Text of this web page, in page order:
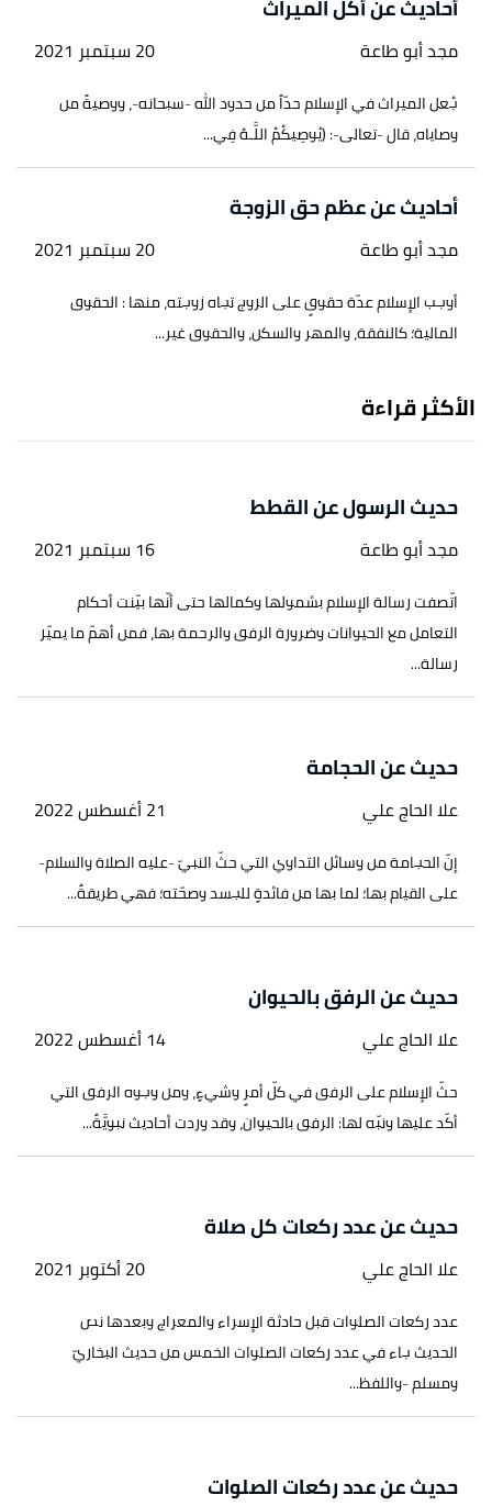
أحاديث عن أكل الميراث
مجد أبو طاعة 20 سبتمبر 2021
جُعل الميراث في الإسلام حدّاً من حدود الله -سبحانه-، ووصيةً من
وصاياه، قال -تعالى-: (يُوصِيكُمُ اللَّـهُ فِي...
أحاديث عن عظم حق الزوجة
مجد أبو طاعة 20 سبتمبر 2021
أوجب الإسلام عدّة حقوقٍ على الزوج تجاه زوجته، منها : الحقوق
المالية؛ كالنفقة، والمهر والسكن، والحقوق غير...
الأكثر قراءة
حديث الرسول عن القطط
مجد أبو طاعة 16 سبتمبر 2021
اتّصفت رسالة الإسلام بشمولها وكمالها حتى أنّها بيّنت أحكام
التعامل مع الحيوانات وضرورة الرفق والرحمة بها، فمن أهمّ ما يميّز
رسالة...
حديث عن الحجامة
علا الحاج علي 21 أغسطس 2022
إنّ الحجامة من وسائل التداوي التي حثّ النبيّ -عليه الصلاة والسلام-
على القيام بها؛ لما بها من فائدةٍ للجسد وصحّته؛ فهي طريقةٌ...
حديث عن الرفق بالحيوان
علا الحاج علي 14 أغسطس 2022
حثّ الإسلام على الرفق في كلّ أمرٍ وشيءٍ، ومن وجوه الرفق التي
أكّد عليها ونبّه لها: الرفق بالحيوان، وقد وردت أحاديث نبويَّةٌ...
حديث عن عدد ركعات كل صلاة
علا الحاج علي 20 أكتوبر 2021
عدد ركعات الصلوات قبل حادثة الإسراء والمعراج وبعدها نص
الحديث جاء في عدد ركعات الصلوات الخمس من حديث البخاريّ
ومسلم -واللفظ...
حديث عن عدد ركعات الصلوات